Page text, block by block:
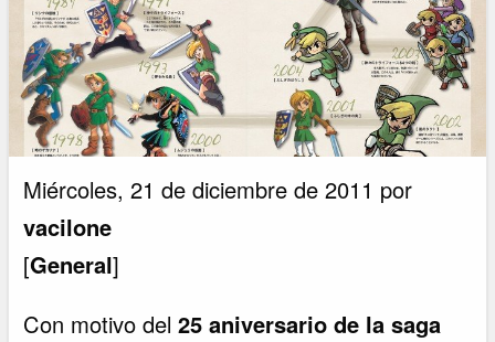
Miércoles, 21 de diciembre de 2011 por
vacilone
[General]
Con motivo del 25 aniversario de la saga